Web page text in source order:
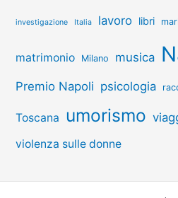
investigazione Italia lavoro libri
matrimonio Milano musica
Premio Napoli psicologia
Toscana umorismo
violenza sulle donne